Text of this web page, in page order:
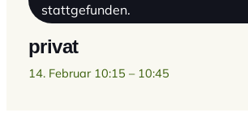
stattgefunden.
privat
14. Februar 10:15 – 10:45